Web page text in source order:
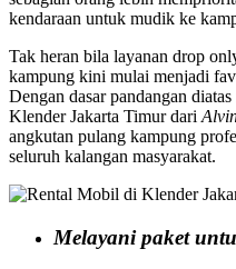
kendaraan untuk mudik ke
Tak heran bila layanan drop
kampung kini mulai menjadi
Dengan dasar pandangan
Klender Jakarta Timur dari
angkutan pulang kampung
seluruh kalangan masyarakat.
Melayani paket